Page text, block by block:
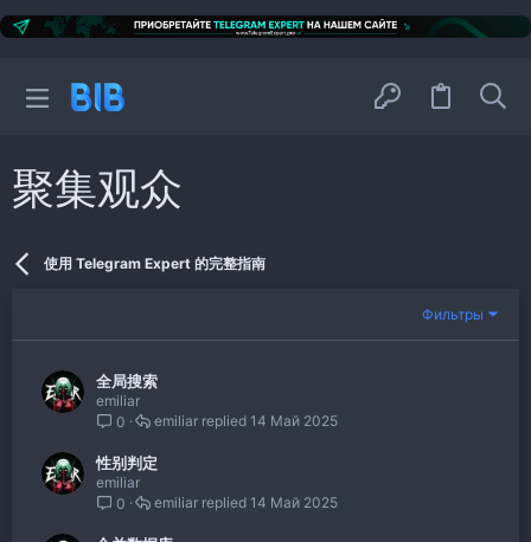
聚集观众
使用 Telegram Expert 的完整指南
Фильтры
全局搜索
emiliar
0
14 Май 2025
emiliar
性别判定
emiliar
0
14 Май 2025
emiliar